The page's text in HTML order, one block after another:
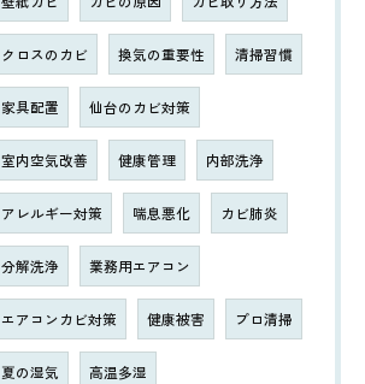
クロスのカビ 換気の重要性 清掃習慣
家具配置 仙台のカビ対策
室内空気改善 健康管理 内部洗浄
アレルギー対策 喘息悪化 カビ肺炎
分解洗浄 業務用エアコン
エアコンカビ対策 健康被害 プロ清掃
夏の湿気 高温多湿